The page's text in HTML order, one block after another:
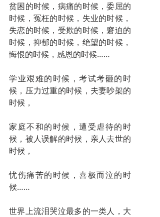
贫困的时候，病痛的时候，委屈的
时候，冤枉的时候，失业的时候，
失恋的时候，受欺的时候，窘迫的
时候，抑郁的时候，绝望的时候，
悔恨的时候，感恩的时候……
学业艰难的时候，考试考砸的时
候，压力过重的时候，夫妻吵架的
时候，
家庭不和的时候，遭受虐待的时
候，被人误解的时候，亲人去世的
时候，
忧伤痛苦的时候，喜极而泣的时
候……
世界上流泪哭泣最多的一类人，大